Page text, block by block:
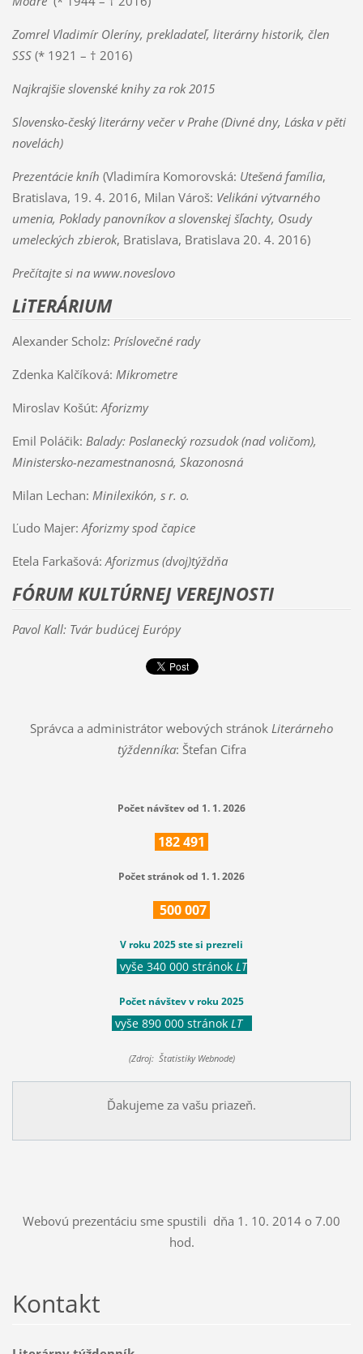
Zomrel Vladimír Oleríny, prekladateľ, literárny historik, člen
SSS(* 1921 – † 2016)
Najkrajšie slovenské knihy za rok 2015
Slovensko-český literárny večer v Prahe (Divné dny, Láska v pěti
novelách)
Prezentácie kníh (Vladimíra Komorovská: Utešená família,
Bratislava, 19. 4. 2016, Milan Vároš: Velikáni výtvarného
umenia, Poklady panovníkov a slovenskej šľachty, Osudy
umeleckých zbierok, Bratislava, Bratislava 20. 4. 2016)
Prečítajte si na www.noveslovo
LiTERÁRIUM
Alexander Scholz: Príslovečné rady
Zdenka Kalčíková: Mikrometre
Miroslav Košút: Aforizmy
Emil Poláčik: Balady: Poslanecký rozsudok (nad voličom),
Ministersko-nezamestnanosná, Skazonosná
Milan Lechan: Minilexikón, s r. o.
Ľudo Majer: Aforizmy spod čapice
Etela Farkašová:Aforizmus (dvoj)týždňa
FÓRUM KULTÚRNEJ VEREJNOSTI
Pavol Kall: Tvár budúcej Európy
Správca a administrátor webových stránok Literárneho
týždenníka: Štefan Cifra
Počet návštev od 1. 1. 2026
182491
Počet stránok od 1. 1. 2026
500007
V roku 2025 ste si prezreli
vyše 340 000 stránok LT
Počet návštev v roku 2025
vyše 890 000 stránok LT
(Zdroj: Štatistiky Webnode)
Ďakujeme za vašu priazeň.
Webovú prezentáciu sme spustili dňa 1. 10. 2014 o 7.00
hod.
Kontakt